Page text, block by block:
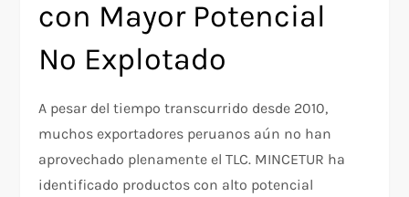
con Mayor Potencial
No Explotado
A pesar del tiempo transcurrido desde 2010,
muchos exportadores peruanos aún no han
aprovechado plenamente el TLC. MINCETUR ha
identificado productos con alto potencial